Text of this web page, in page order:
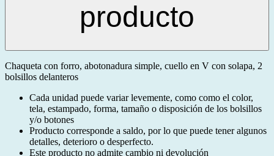
producto
Chaqueta con forro, abotonadura simple, cuello en V con solapa, 2
bolsillos delanteros
Cada unidad puede variar levemente, como como el color,
tela, estampado, forma, tamaño o disposición de los bolsillos
y/o botones
Producto corresponde a saldo, por lo que puede tener algunos
detalles, deterioro o desperfecto.
Este producto no admite cambio ni devolución